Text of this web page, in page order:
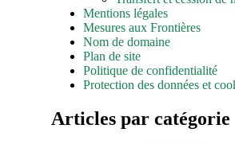
Mentions légales
Mesures aux Frontières
Nom de domaine
Plan de site
Politique de confidentialité
Protection des données et
Articles par catégorie